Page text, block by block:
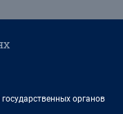
органов